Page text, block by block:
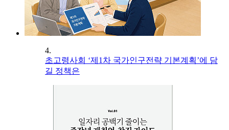
4.
초고령사회 ‘제1차 국가인구전략 기본계획’에 담
길 정책은